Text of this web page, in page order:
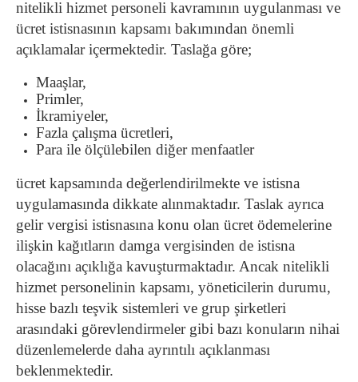
nitelikli hizmet personeli kavramının uygulanması ve
ücret istisnasının kapsamı bakımından önemli
açıklamalar içermektedir. Taslağa göre;
Maaşlar,
Primler,
İkramiyeler,
Fazla çalışma ücretleri,
Para ile ölçülebilen diğer menfaatler
ücret kapsamında değerlendirilmekte ve istisna
uygulamasında dikkate alınmaktadır. Taslak ayrıca
gelir vergisi istisnasına konu olan ücret ödemelerine
ilişkin kağıtların damga vergisinden de istisna
olacağını açıklığa kavuşturmaktadır. Ancak nitelikli
hizmet personelinin kapsamı, yöneticilerin durumu,
hisse bazlı teşvik sistemleri ve grup şirketleri
arasındaki görevlendirmeler gibi bazı konuların nihai
düzenlemelerde daha ayrıntılı açıklanması
beklenmektedir.